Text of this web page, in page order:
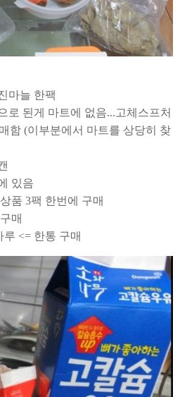
마늘 한팩
로 된게 마트에 없음...고체스프처
함 (이부분에서 마트를 상당히 찾
있음
품 3팩 한번에 구매
매
<= 한통 구매